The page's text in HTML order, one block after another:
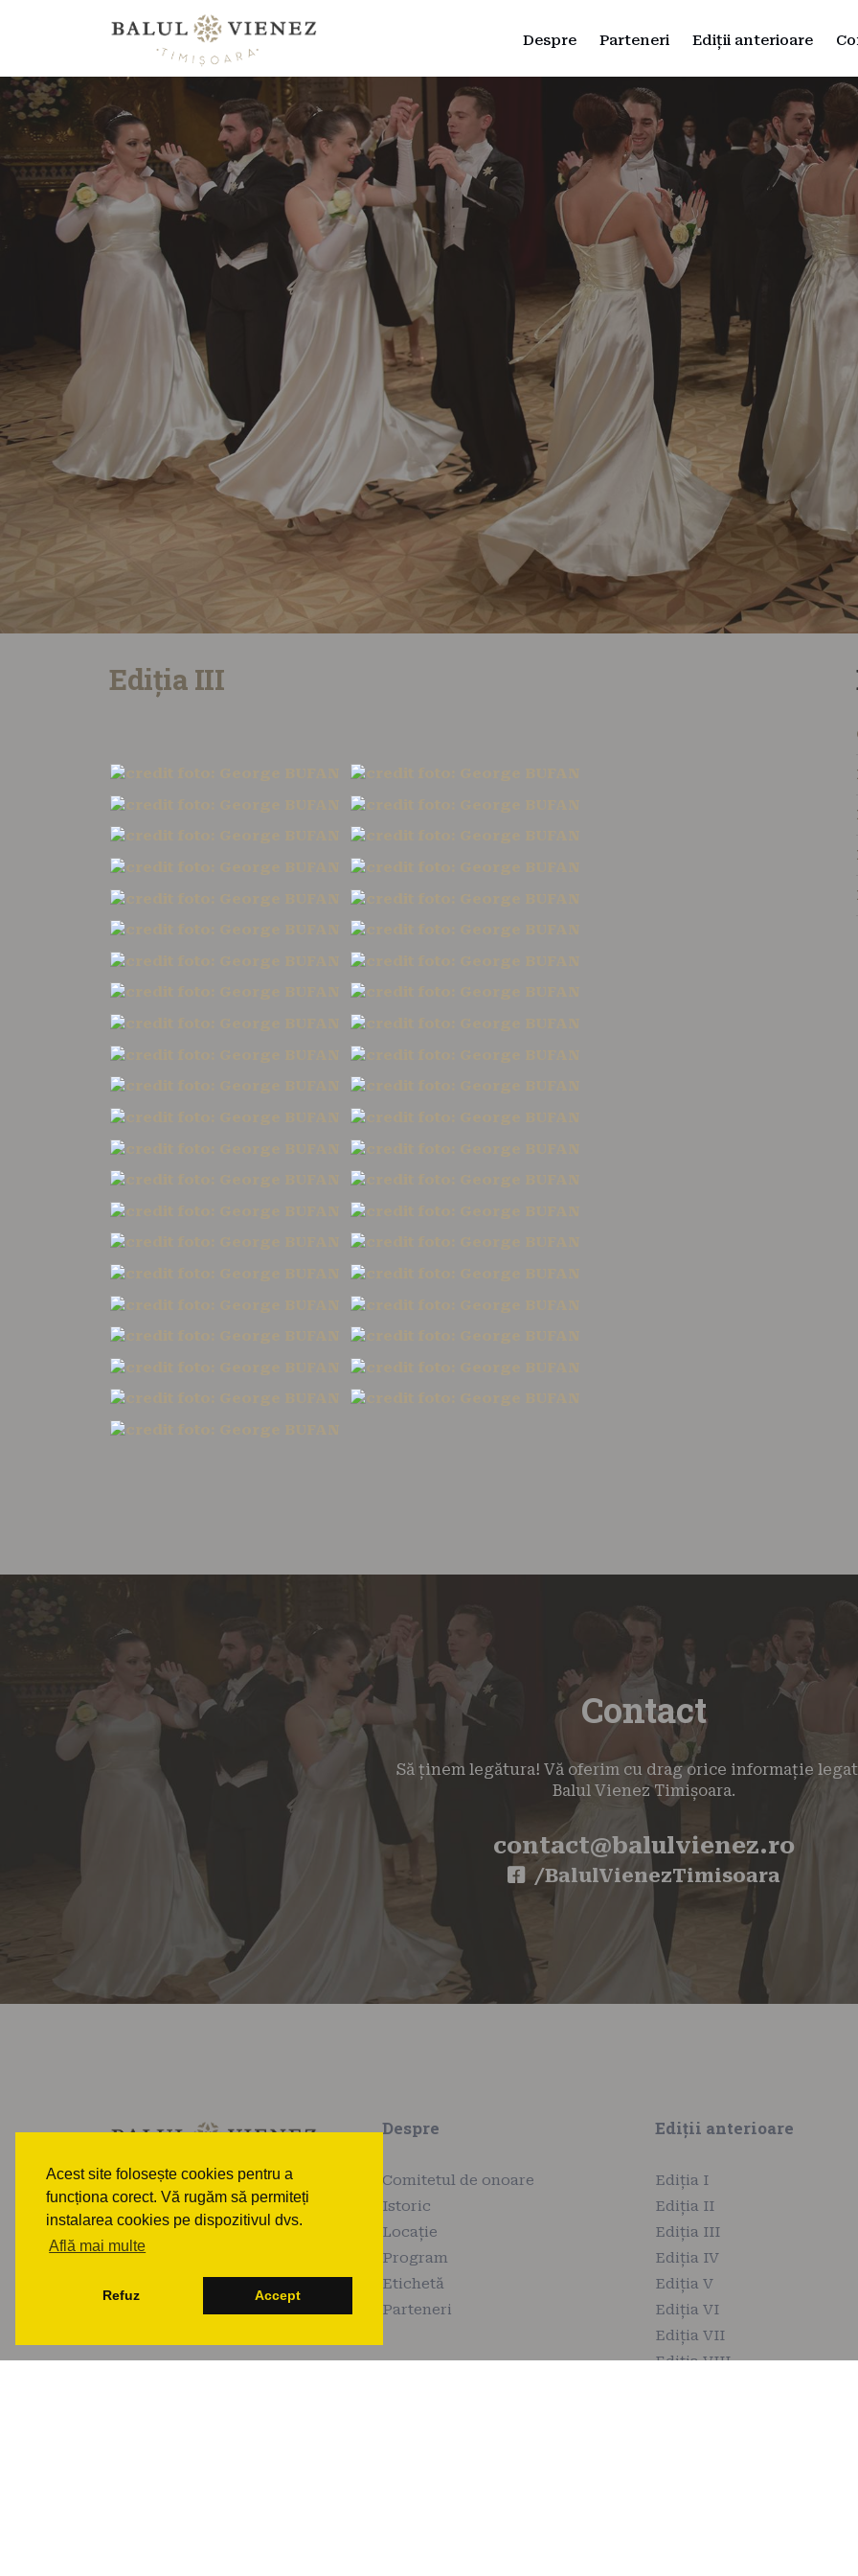
Acest site folosește cookies pentru a
funcționa corect. Vă rugăm să permiteți
instalarea cookies pe dispozitivul dvs.
Află mai multe
Refuz Accept
Despre Parteneri Ediții anterioare
Ediția III
Contact
Să ținem legătura! Vă oferim cu drag orice informație
Balul Vienez Timișoara.
contact@balulvienez.ro
/BalulVienezTimisoara
Despre
Comitetul de onoare
Istoric
Locație
Program
Etichetă
Parteneri
Ediții anterioare
Ediția I
Ediția II
Ediția III
Ediția IV
Ediția V
Ediția VI
Ediția VII
Ediția VIII